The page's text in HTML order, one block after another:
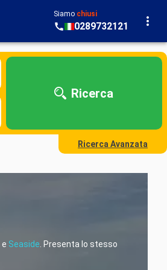
Siamo chiusi
0289732121
Ricerca
Ricerca Avanzata
e Seaside . Presenta lo stesso